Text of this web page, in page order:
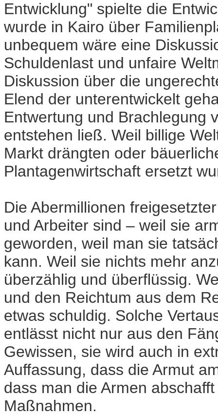
Entwicklung" spielte die
wurde in Kairo über
unbequem wäre eine
Schuldenlast und unfaire
Diskussion über die
Elend der unterentwickelt
Entwertung und Brachlegung
entstehen ließ. Weil billige
Markt drängten oder
Plantagenwirtschaft ersetzt
Die Abermillionen
und Arbeiter sind – weil sie
geworden, weil man sie
kann. Weil sie nichts mehr
überzählig und überflüssig.
und den Reichtum aus dem
etwas schuldig. Solche
entlässt nicht nur aus den
Gewissen, sie wird auch in
Auffassung, dass die Armut
dass man die Armen
Maßnahmen.